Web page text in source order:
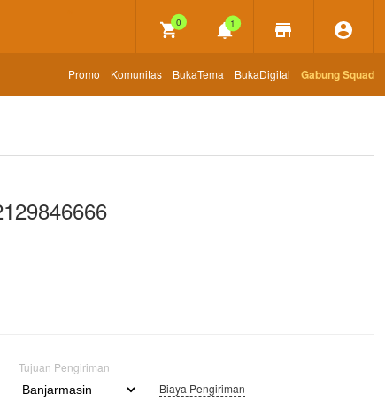
0 1
Promo Komunitas BukaTema BukaDigital Gabung Squad
Tujuan Pengiriman
Biaya Pengiriman